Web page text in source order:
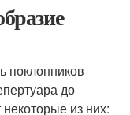
поклонников
до
из них: